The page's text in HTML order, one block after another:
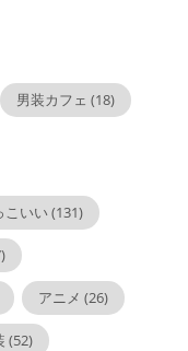
男装カフェ (18)
こいい(131)
アニメ (26)
(52)